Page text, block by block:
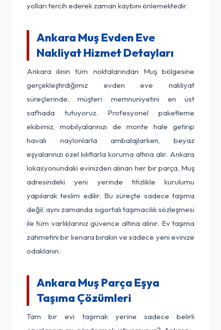
yolları tercih ederek zaman kaybını önlemektedir.
Ankara Muş Evden Eve
Nakliyat Hizmet Detayları
Ankara ilinin tüm noktalarından Muş bölgesine
gerçekleştirdiğimiz evden eve nakliyat
süreçlerinde, müşteri memnuniyetini en üst
safhada tutuyoruz. Profesyonel paketleme
ekibimiz, mobilyalarınızı de monte hale getirip
havalı naylonlarla ambalajlarken, beyaz
eşyalarınızı özel kılıflarla koruma altına alır. Ankara
lokasyonundaki evinizden alınan her bir parça, Muş
adresindeki yeni yerinde titizlikle kurulumu
yapılarak teslim edilir. Bu süreçte sadece taşıma
değil, aynı zamanda sigortalı taşımacılık sözleşmesi
ile tüm varlıklarınız güvence altına alınır. Ev taşıma
zahmetini bir kenara bırakın ve sadece yeni evinize
odaklanın.
Ankara Muş Parça Eşya
Taşıma Çözümleri
Tam bir evi taşımak yerine sadece belirli